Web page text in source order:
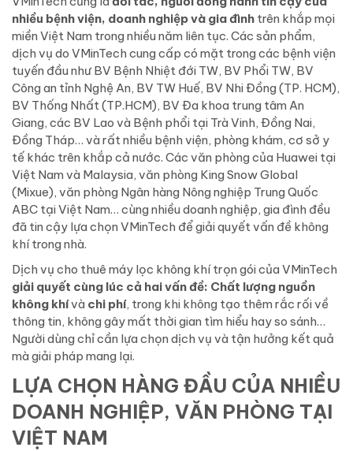
nhiều bệnh viện, doanh nghiệp và gia đình trên khắp mọi
miền Việt Nam trong nhiều năm liên tục. Các sản phẩm,
dịch vụ do VMinTech cung cấp có mặt trong các bệnh viện
tuyến đầu như BV Bệnh Nhiệt đới TW, BV Phổi TW, BV
Công an tỉnh Nghệ An, BV TW Huế, BV Nhi Đồng (TP. HCM),
BV Thống Nhất (TP.HCM), BV Đa khoa trung tâm An
Giang, các BV Lao và Bệnh phổi tại Trà Vinh, Đồng Nai,
Đồng Tháp… và rất nhiều bệnh viện, phòng khám, cơ sở y
tế khác trên khắp cả nước. Các văn phòng của Huawei tại
Việt Nam và Malaysia, văn phòng King Snow Global
(Mixue), văn phòng Ngân hàng Nông nghiệp Trung Quốc
ABC tại Việt Nam… cùng nhiều doanh nghiệp, gia đình đều
đã tin cậy lựa chọn VMinTech để giải quyết vấn đề không
khí trong nhà.
Dịch vụ cho thuê máy lọc không khí trọn gói của VMinTech
giải quyết cùng lúc cả hai vấn đề: Chất lượng nguồn
không khívà chi phí, trong khi không tạo thêm rắc rối về
thông tin, không gây mất thời gian tìm hiểu hay so sánh…
Người dùng chỉ cần lựa chọn dịch vụ và tận hưởng kết quả
mà giải pháp mang lại.
LỰA CHỌN HÀNG ĐẦU CỦA NHIỀU
DOANH NGHIỆP, VĂN PHÒNG TẠI
VIỆT NAM